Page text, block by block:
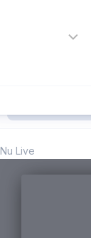
Nu Live